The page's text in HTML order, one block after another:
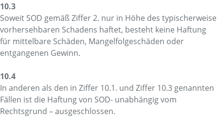
10.3
Soweit SOD gemäß Ziffer 2. nur in Höhe des typischerweise
vorhersehbaren Schadens haftet, besteht keine Haftung
für mittelbare Schäden, Mangelfolgeschäden oder
entgangenen Gewinn.
10.4
In anderen als den in Ziffer 10.1. und Ziffer 10.3 genannten
Fällen ist die Haftung von SOD- unabhängig vom
Rechtsgrund – ausgeschlossen.